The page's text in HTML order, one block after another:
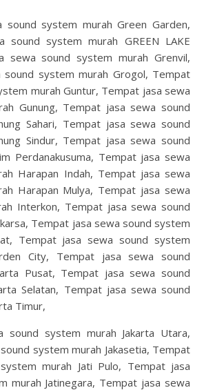
sound system murah Green Garden,
sound system murah GREEN LAKE
sewa sound system murah Grenvil,
system murah Grogol, Tempat
murah Guntur, Tempat jasa sewa
Gunung, Tempat jasa sewa sound
Sahari, Tempat jasa sewa sound
Sindur, Tempat jasa sewa sound
Perdanakusuma, Tempat jasa sewa
Harapan Indah, Tempat jasa sewa
Harapan Mulya, Tempat jasa sewa
Interkon, Tempat jasa sewa sound
Tempat jasa sewa sound system
Tempat jasa sewa sound system
City, Tempat jasa sewa sound
Pusat, Tempat jasa sewa sound
Selatan, Tempat jasa sewa sound
Timur,
sound system murah Jakarta Utara,
system murah Jakasetia, Tempat
murah Jati Pulo, Tempat jasa
murah Jatinegara, Tempat jasa sewa